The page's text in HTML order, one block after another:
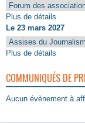
Forum des
Plus de détails
Le 23 mars 2027
Assises du
Plus de détails
COMMUNIQUÉS DE
Aucun évènement à